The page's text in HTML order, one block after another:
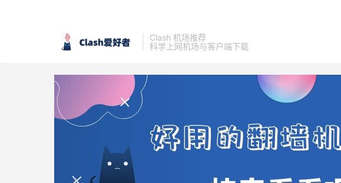
Clash 机场推荐
科学上网机场与客户端下载